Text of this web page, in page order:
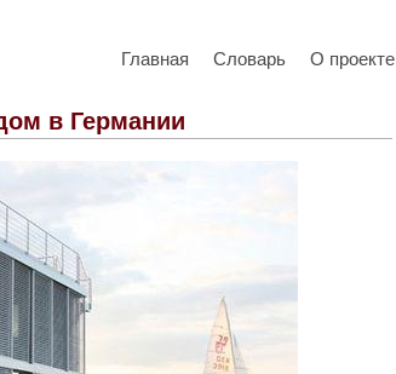
Главная Словарь О проекте
в Германии